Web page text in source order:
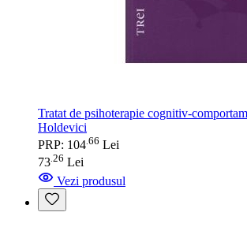
Tratat de psihoterapie cognitiv-
Holdevici
PRP: 104 66 Lei
73 26 Lei
Vezi produsul